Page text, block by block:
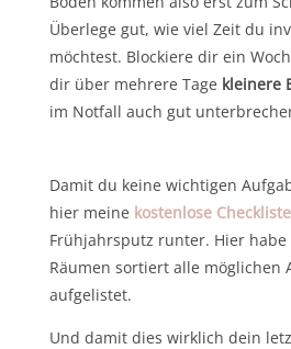
Überlege gut, wie viel Zeit du
möchtest. Blockiere dir ein
dir über mehrere Tage kleinere
im Notfall auch gut
Damit du keine wichtigen
hier meine kostenlose Checkliste
Frühjahrsputz runter. Hier
Räumen sortiert alle möglichen
aufgelistet.
Und damit dies wirklich dein